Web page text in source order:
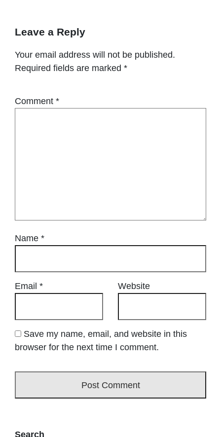
Leave a Reply
Your email address will not be published.
Required fields are marked *
Comment *
Name *
Email * Website
Save my name, email, and website in this
browser for the next time I comment.
Search